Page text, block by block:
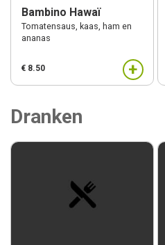
Bambino Hawaï
Tomatensaus, kaas, ham en
ananas
€ 8.50 +
Dranken